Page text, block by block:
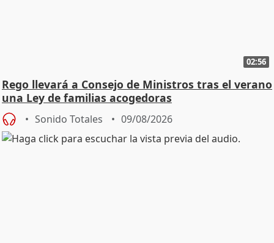
02:56
Rego llevará a Consejo de Ministros tras el verano
una Ley de familias acogedoras
Sonido Totales 09/08/2026